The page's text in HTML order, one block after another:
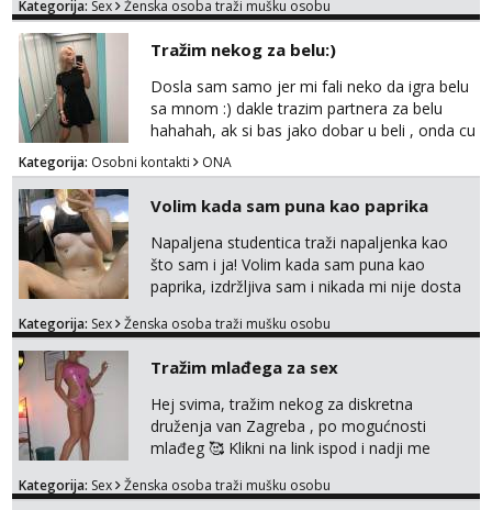
na link ispod i nadji me tamo, cekam te!
Kategorija: Sex Ženska osoba traži mušku osobu
Tražim nekog za belu:)
Dosla sam samo jer mi fali neko da igra belu
sa mnom :) dakle trazim partnera za belu
hahahah, ak si bas jako dobar u beli , onda cu
razmislit za dalje Klikni na link ispod i nadji me
tamo, cekam te!
Kategorija: Osobni kontakti ONA
Volim kada sam puna kao paprika
Napaljena studentica traži napaljenka kao
što sam i ja! Volim kada sam puna kao
paprika, izdržljiva sam i nikada mi nije dosta
bilo kad i bilo gdje zato se javi što prije da
tamo, cekam te!
Kategorija: Sex Ženska osoba traži mušku osobu
Tražim mlađega za sex
Hej svima, tražim nekog za diskretna
druženja van Zagreba , po mogućnosti
mlađeg 🥰 Klikni na link ispod i nadji me
Kategorija: Sex Ženska osoba traži mušku osobu